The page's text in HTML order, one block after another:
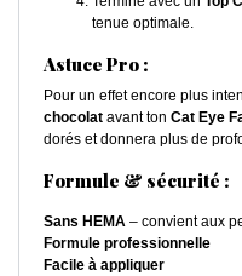
tenue optimale.
Astuce Pro :
Pour un effet encore plus
chocolat avant ton Cat Eye
dorés et donnera plus de
Formule & sécurité :
Sans HEMA – convient aux
Formule professionnelle
Facile à appliquer